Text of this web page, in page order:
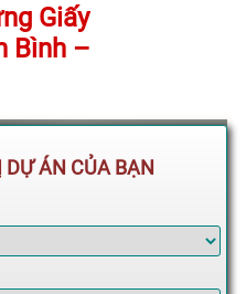
Giấy
Bình –
DỰ ÁN CỦA BẠN